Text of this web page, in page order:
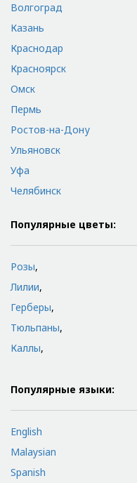
Волгоград
Казань
Краснодар
Красноярск
Омск
Пермь
Ростов-на-Дону
Ульяновск
Уфа
Челябинск
Популярные цветы:
Розы,
Лилии,
Герберы,
Тюльпаны,
Каллы,
Популярные языки:
English
Malaysian
Spanish